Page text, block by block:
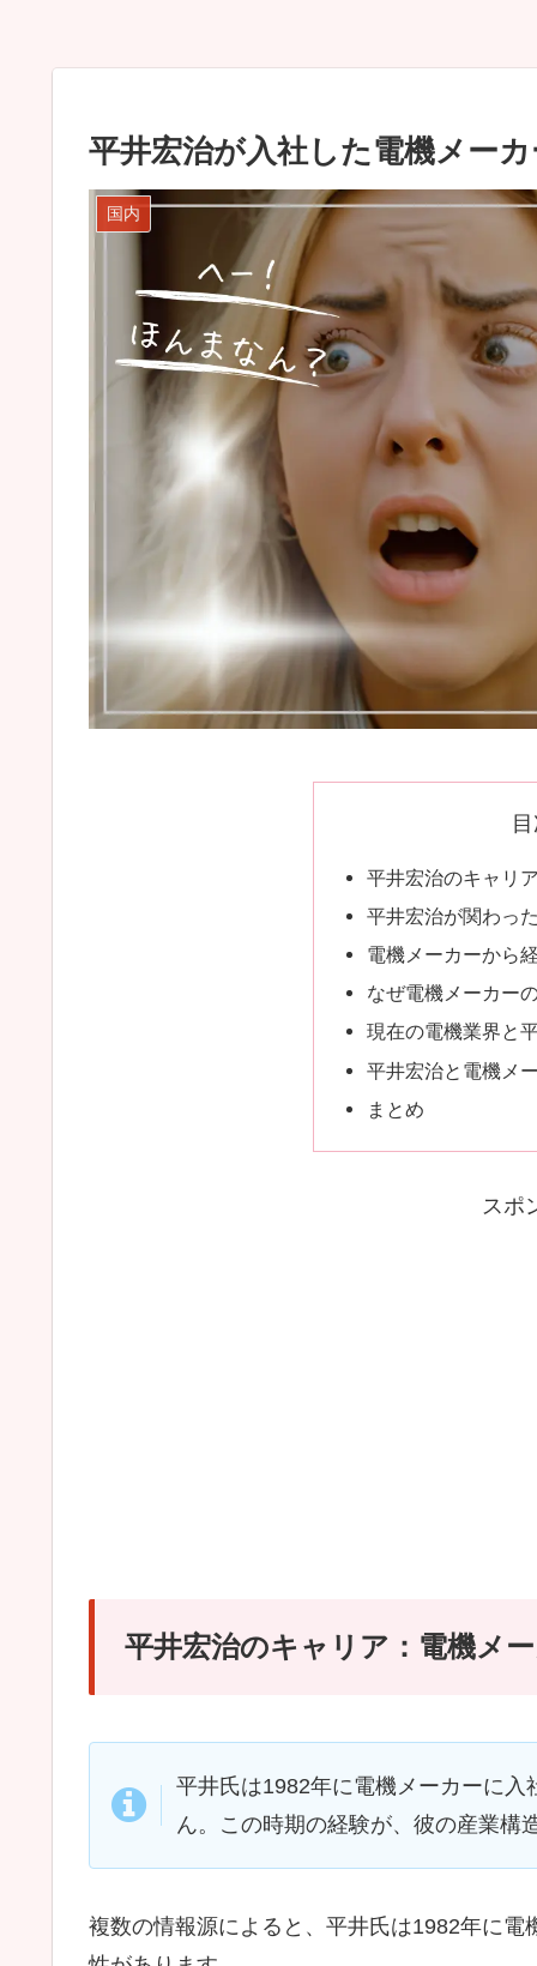
平井宏治が入社した電機メー
国内
平井宏治のキャリ
平井宏治が関わっ
電機メーカーから
なぜ電機メーカー
現在の電機業界と
平井宏治と電機メ
まとめ
スポ
平井宏治のキャリア：電機メ
平井氏は1982年に電機メーカーに
ん。この時期の経験が、彼の産業構
複数の情報源によると、平井氏は1982年に